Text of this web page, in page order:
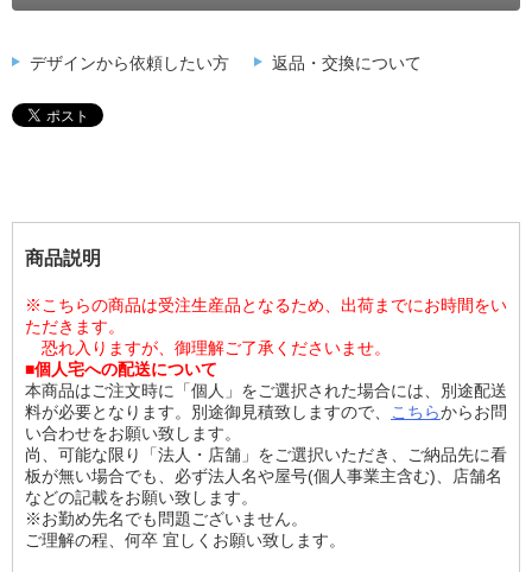
デザインから依頼したい方 返品・交換について
商品説明
※こちらの商品は受注生産品となるため、出荷までにお時間をい
ただきます。
恐れ入りますが、御理解ご了承くださいませ。
■個人宅への配送について
本商品はご注文時に「個人」をご選択された場合には、別途配送
料が必要となります。別途御見積致しますので、
こちらからお問
い合わせをお願い致します。
尚、可能な限り「法人・店舗」をご選択いただき、ご納品先に看
板が無い場合でも、必ず法人名や屋号(個人事業主含む)、店舗名
などの記載をお願い致します。
※お勤め先名でも問題ございません。
ご理解の程、何卒 宜しくお願い致します。